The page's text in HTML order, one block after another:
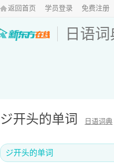
返回首页 学员登录 免费注册
日语词
ジ开头的单词 日语词典
ジ开头的单词